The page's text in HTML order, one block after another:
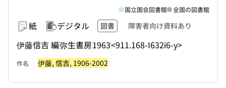
紙 デジタル 図書 障害者向け資料あり
伊藤信吉 編弥生書房1963<911.168-I632i6-y>
国立国会図書館 全国の図書館
件名 伊藤, 信吉, 1906-2002